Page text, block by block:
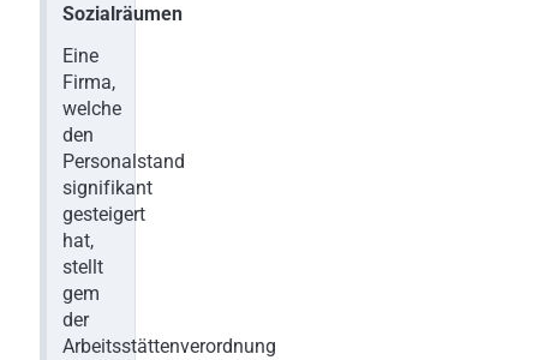
Sozialräumen
Eine
Firma,
welche
den
Personalstand
signifikant
gesteigert
hat,
stellt
gem
der
Arbeitsstättenverordnung